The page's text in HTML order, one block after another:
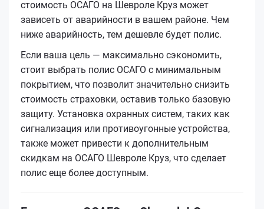
стоимость ОСАГО на Шевроле Круз может
зависеть от аварийности в вашем районе. Чем
ниже аварийность, тем дешевле будет полис.
Если ваша цель — максимально сэкономить,
стоит выбрать полис ОСАГО с минимальным
покрытием, что позволит значительно снизить
стоимость страховки, оставив только базовую
защиту. Установка охранных систем, таких как
сигнализация или противоугонные устройства,
также может привести к дополнительным
скидкам на ОСАГО Шевроле Круз, что сделает
полис еще более доступным.